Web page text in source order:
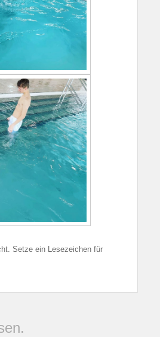
Setze ein Lesezeichen für